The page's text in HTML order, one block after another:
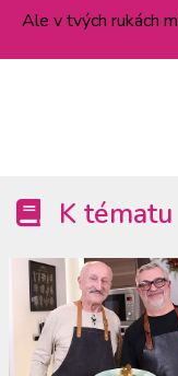
Ale v tvých rukách
K tématu